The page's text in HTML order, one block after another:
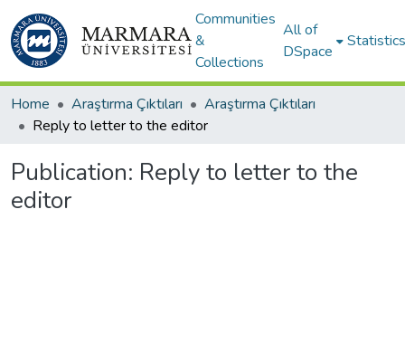
Communities
&
Collections
All of
DSpace
Statistics
Home Araştırma Çıktıları
Araştırma Çıktıları
Reply to letter to the editor
Publication: Reply to letter to the
editor